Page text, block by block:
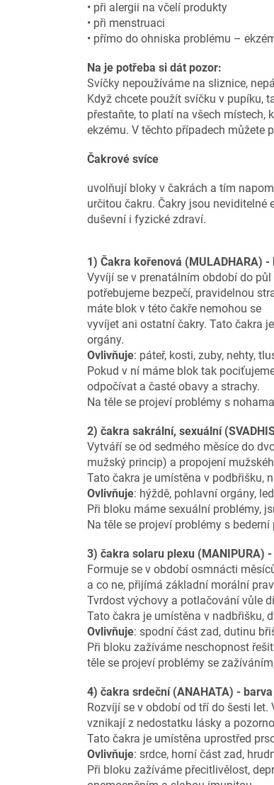
• při alergii na včelí produkty
• při menstruaci
• přímo do ohniska problému –
Na je potřeba si dát pozor:
Svíčky nepoužíváme na sliznice,
Když chcete použít svíčku v pupíku,
přestaňte, to platí na všech místech,
ekzému. V těchto případech můžete
Čakrové svíce
uvolňují bloky v čakrách a tím
určitou čakru. Čakry jsou neviditelné
duševní i fyzické zdraví.
1) Čakra kořenová (MULADHARA) -
Vyvíjí se v prenatálním období do
potřebujeme bezpečí, pravidelnou
máte blok v této čakře nemohou se
vyvíjet ani ostatní čakry. Tato čakra
orgány.
Ovlivňuje: páteř, kosti, zuby, nehty,
Pokud v ní máme blok tak
odpočívat a časté obavy a strachy.
Na těle se projeví problémy s
2) čakra sakrální, sexuální
Vytváří se od sedmého měsíce do
mužský princip) a propojení
Tato čakra je umístěna v podbřišku,
Ovlivňuje: hýždě, pohlavní orgány,
Při bloku máme sexuální problémy,
Na těle se projeví problémy s
3) čakra solaru plexu (MANIPURA)
Formuje se v období osmnácti
a co ne, přijímá základní morální
Tvrdost výchovy a potlačování vůle
Tato čakra je umístěna v nadbřišku,
Ovlivňuje: spodní část zad, dutinu
Při bloku zažíváme neschopnost
těle se projeví problémy se
4) čakra srdeční (ANAHATA) -
Rozvíjí se v období od tří do šesti
vznikají z nedostatku lásky a
Tato čakra je umístěna uprostřed
Ovlivňuje: srdce, horní část zad,
Při bloku zažíváme přecitlivělost,